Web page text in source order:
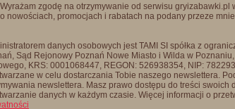
Wyrażam zgodę na otrzymywanie od serwisu
o nowościach, promocjach i rabatach na podany przeze
danych osobowych jest TAMI SI spółka z
Sąd Rejonowy Poznań Nowe Miasto i Wilda w
KRS: 0001068447, REGON: 526938354, NIP:
w celu dostarczania Tobie naszego newslettera.
newslettera. Masz prawo dostępu do treści
danych w każdym czasie. Więcej informacji o